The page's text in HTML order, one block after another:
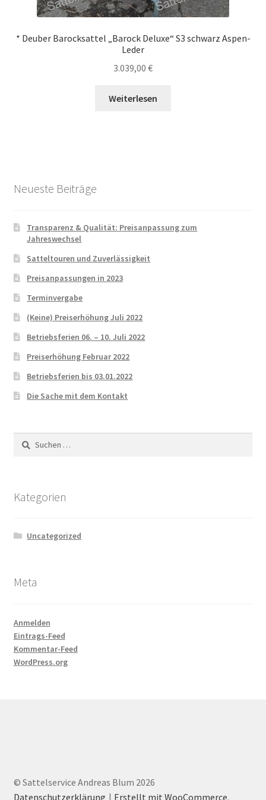
* Deuber Barocksattel „Barock Deluxe“ S3 schwarz Aspen-
Leder
3.039,00 €
Weiterlesen
Neueste Beiträge
Transparenz & Qualität: Preisanpassung zum
Jahreswechsel
Satteltouren und Zuverlässigkeit
Preisanpassungen in 2023
Terminvergabe
(Keine) Preiserhöhung Juli 2022
Betriebsferien 06. – 10. Juli 2022
Preiserhöhung Februar 2022
Betriebsferien bis 03.01.2022
Die Sache mit dem Kontakt
Suchen
nach:
Kategorien
Uncategorized
Meta
Anmelden
Eintrags-Feed
Kommentar-Feed
WordPress.org
© Sattelservice Andreas Blum 2026
Datenschutzerklärung
Erstellt mit WooCommerce.